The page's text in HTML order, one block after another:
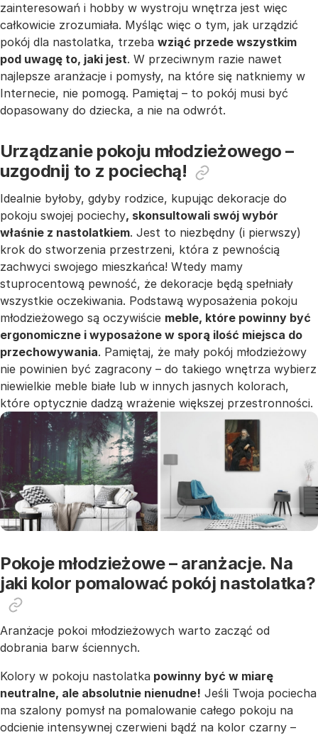
zainteresowań i hobby w wystroju wnętrza jest więc
całkowicie zrozumiała. Myśląc więc o tym, jak urządzić
pokój dla nastolatka, trzeba wziąć przede wszystkim
pod uwagę to, jaki jest. W przeciwnym razie nawet
najlepsze aranżacje i pomysły, na które się natkniemy w
Internecie, nie pomogą. Pamiętaj – to pokój musi być
dopasowany do dziecka, a nie na odwrót.
Urządzanie pokoju młodzieżowego –
uzgodnij to z pociechą!
Idealnie byłoby, gdyby rodzice, kupując dekoracje do
pokoju swojej pociechy, skonsultowali swój wybór
właśnie z nastolatkiem. Jest to niezbędny (i pierwszy)
krok do stworzenia przestrzeni, która z pewnością
zachwyci swojego mieszkańca! Wtedy mamy
stuprocentową pewność, że dekoracje będą spełniały
wszystkie oczekiwania. Podstawą wyposażenia pokoju
młodzieżowego są oczywiście meble, które powinny być
ergonomiczne i wyposażone w sporą ilość miejsca do
przechowywania. Pamiętaj, że mały pokój młodzieżowy
nie powinien być zagracony – do takiego wnętrza wybierz
niewielkie meble białe lub w innych jasnych kolorach,
które optycznie dadzą wrażenie większej przestronności.
Pokoje młodzieżowe – aranżacje. Na
jaki kolor pomalować pokój nastolatka?
Aranżacje pokoi młodzieżowych warto zacząć od
dobrania barw ściennych.
Kolory w pokoju nastolatka powinny być w miarę
neutralne, ale absolutnie nienudne! Jeśli Twoja pociecha
ma szalony pomysł na pomalowanie całego pokoju na
odcienie intensywnej czerwieni bądź na kolor czarny –